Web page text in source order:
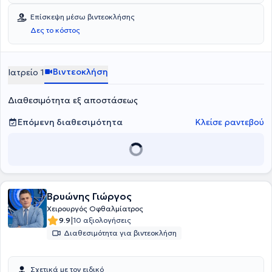
Επίσκεψη μέσω βιντεοκλήσης
Δες το κόστος
Ιατρείο 1 Βιντεοκλήση
Διαθεσιμότητα εξ αποστάσεως
Επόμενη διαθεσιμότητα
Κλείσε ραντεβού
Βρυώνης Γιώργος
Χειρουργός Οφθαλμίατρος
9.9|10 αξιολογήσεις
Διαθεσιμότητα για βιντεοκλήση
Σχετικά με τον ειδικό